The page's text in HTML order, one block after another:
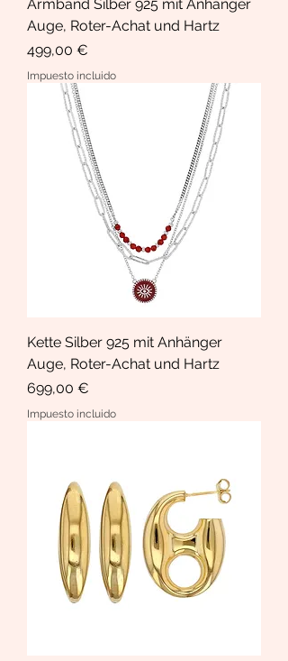
Armband Silber 925 mit Anhänger
Auge, Roter-Achat und Hartz
Precio
499,00 €
Impuesto incluido
Kette Silber 925 mit Anhänger
Auge, Roter-Achat und Hartz
Precio
699,00 €
Impuesto incluido